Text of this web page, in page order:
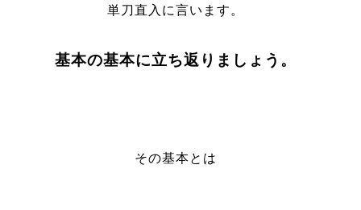
単刀直入に言います。
基本の基本に立ち返りましょう。
その基本とは